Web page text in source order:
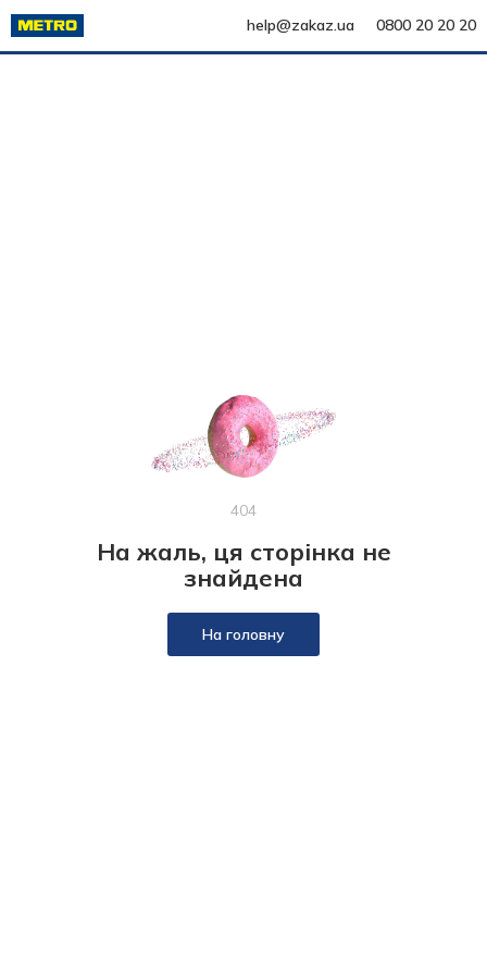
help@zakaz.ua 0800 20 20 20
404
На жаль, ця сторінка не
знайдена
На головну